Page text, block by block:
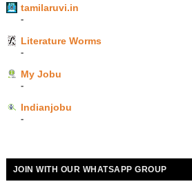
tamilaruvi.in
-
Literature Worms
-
My Jobu
-
Indianjobu
-
JOIN WITH OUR WHATSAPP GROUP